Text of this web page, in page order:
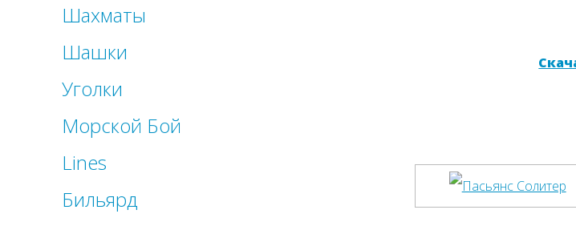
Шахматы
Шашки
Уголки
Морской Бой
Lines
Бильярд